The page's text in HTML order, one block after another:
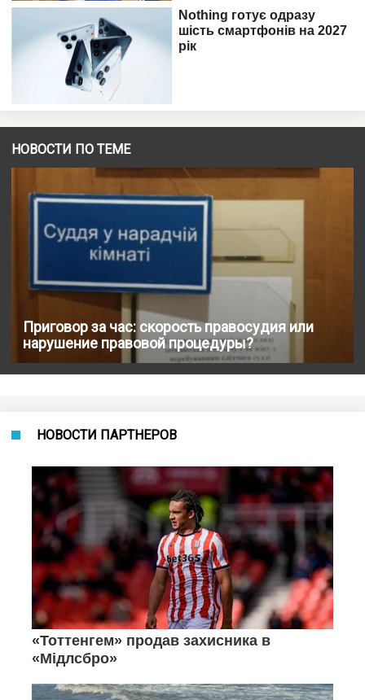
НОВОСТИ ПО ТЕМЕ
Приговор за час: скорость правосудия или
нарушение правовой процедуры?
НОВОСТИ ПАРТНЕРОВ